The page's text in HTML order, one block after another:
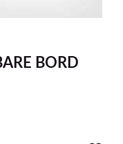
BORD